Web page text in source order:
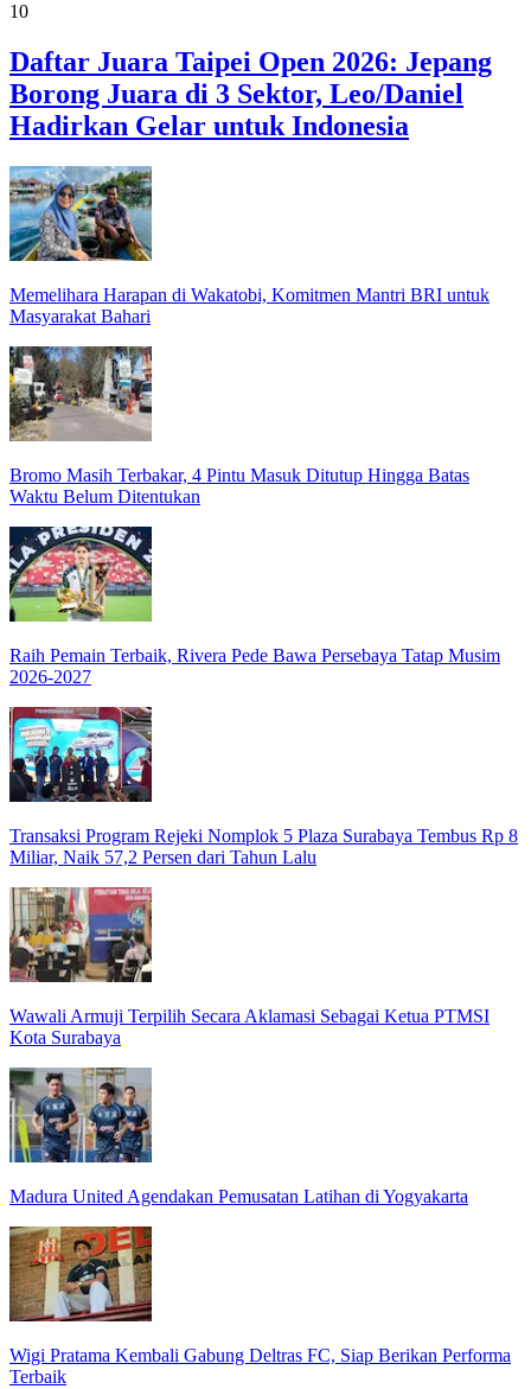
10
Daftar Juara Taipei Open 2026: Jepang
Borong Juara di 3 Sektor, Leo/Daniel
Hadirkan Gelar untuk Indonesia
Memelihara Harapan di Wakatobi, Komitmen Mantri BRI untuk
Masyarakat Bahari
Bromo Masih Terbakar, 4 Pintu Masuk Ditutup Hingga Batas
Waktu Belum Ditentukan
Raih Pemain Terbaik, Rivera Pede Bawa Persebaya Tatap Musim
2026-2027
Transaksi Program Rejeki Nomplok 5 Plaza Surabaya Tembus Rp 8
Miliar, Naik 57,2 Persen dari Tahun Lalu
Wawali Armuji Terpilih Secara Aklamasi Sebagai Ketua PTMSI
Kota Surabaya
Madura United Agendakan Pemusatan Latihan di Yogyakarta
Wigi Pratama Kembali Gabung Deltras FC, Siap Berikan Performa
Terbaik